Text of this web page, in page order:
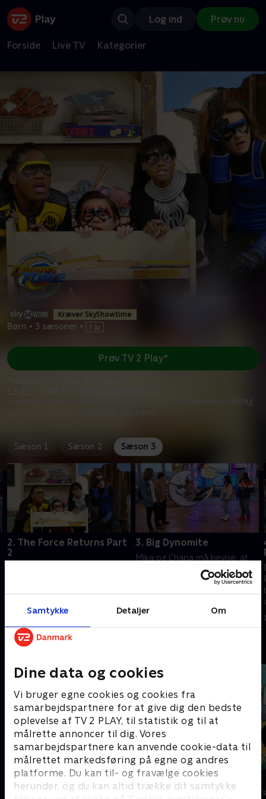
Samtykke Detaljer Om
Dine data og cookies
Vi bruger egne cookies og cookies fra
samarbejdspartnere for at give dig den bedste
oplevelse af TV 2 PLAY, til statistik og til at
målrette annoncer til dig. Vores
samarbejdspartnere kan anvende cookie-data til
målrettet markedsføring på egne og andres
platforme. Du kan til- og fravælge cookies
herunder, og du kan altid trække dit samtykke
Log ind Prøv nu
Forside Live TV Kategorier
Kræver SkyShowtime
Børn • 3 sæsoner •
Swellview falder fra hinanden på grund af manglende moderlig
Prøv TV 2 Play*
Sæson 1 Sæson 2 Sæson 3
2. The Force Returns Part
2
16. september 2023 • 21 min
3. Big Dynomite
Mika og Chapa må bevise, at
den nye dreng i skolen, Buddy
Fudgers, er Lil' Dynamite.
16. september 2023 • 21 min
Andre så også
Hunden Ib
Børneserier • 1 sæsoner
Føles som
Børneserier • 1